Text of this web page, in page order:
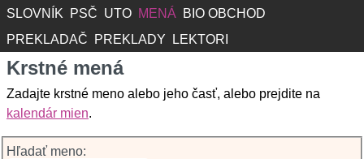
SLOVNÍK PSČ UTO MENÁ
BIO OBCHOD
PREKLADAČ
PREKLADY LEKTORI
Krstné mená
Zadajte krstné meno alebo jeho časť, alebo prejdite na
kalendár mien.
Hľadať meno: